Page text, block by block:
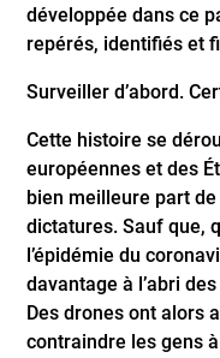
développée dans ce
repérés, identifiés et
Surveiller d’abord.
Cette histoire se
européennes et des
bien meilleure part
dictatures. Sauf que,
l’épidémie du
davantage à l’abri
Des drones ont alors
contraindre les gens